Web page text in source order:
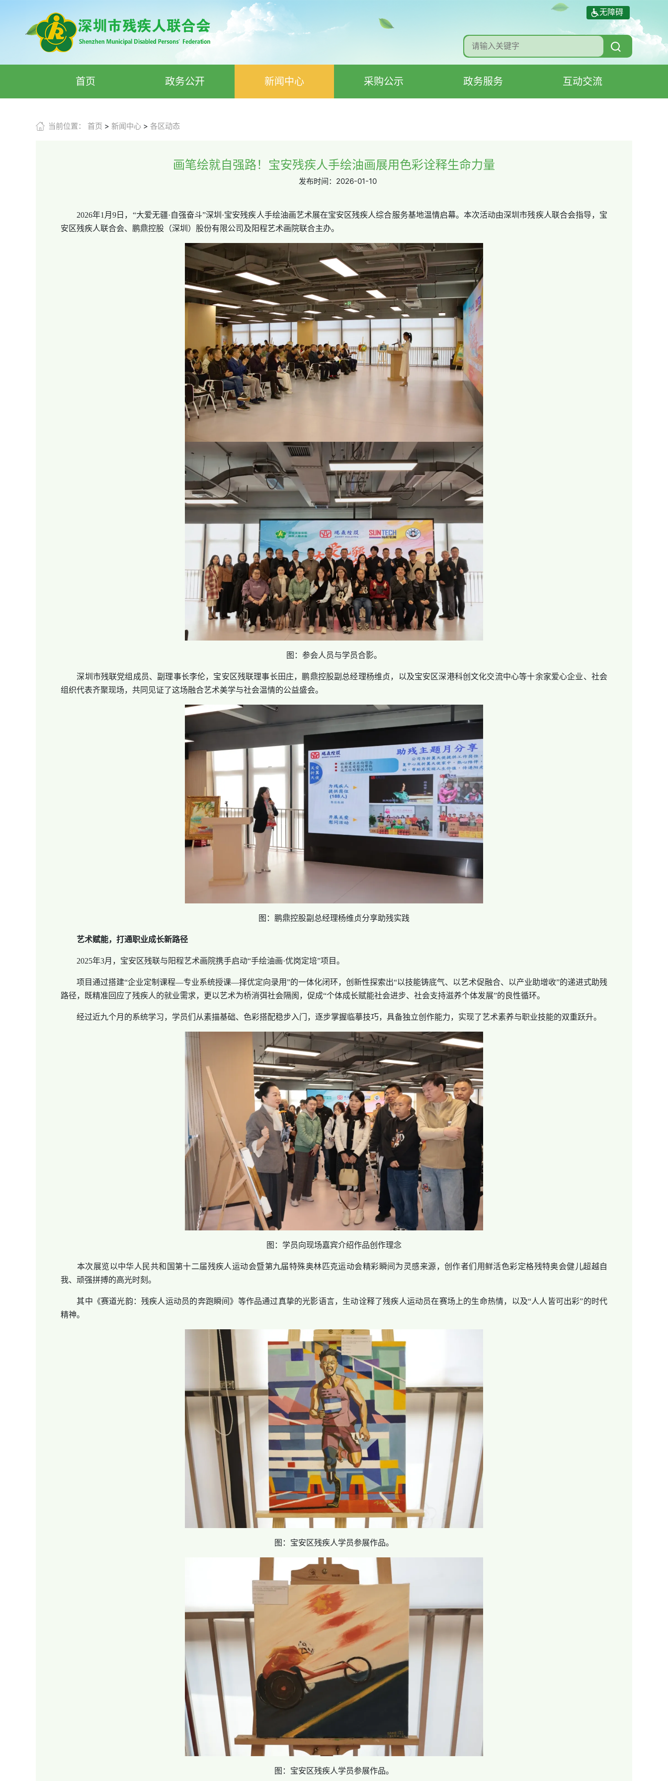
无障碍
首页 政务公开 新闻中心 采购公示 政务服务 互动交流
当前位置： 首页 > 新闻中心 > 各区动态
画笔绘就自强路！宝安残疾人手绘油画展用色彩诠释生命力量‌
发布时间： 2026-01-10
2026年1月9日，“大爱无疆·自强奋斗”深圳·宝安残疾人手绘油画艺术展在宝安区残疾人综合服务基地温情启幕。本次活动由深圳市残疾人联合会指导，宝
安区残疾人联合会、鹏鼎控股（深圳）股份有限公司及阳程艺术画院联合主办。
图：参会人员与学员合影。
深圳市残联党组成员、副理事长李伦，宝安区残联理事长田庄，鹏鼎控股副总经理杨维贞，以及宝安区深港科创文化交流中心等十余家爱心企业、社会
组织代表齐聚现场，共同见证了这场融合艺术美学与社会温情的公益盛会。
图：鹏鼎控股副总经理杨维贞分享助残实践
艺术赋能，打通职业成长新路径
2025年3月，宝安区残联与阳程艺术画院携手启动“手绘油画·优岗定培”项目。
项目通过搭建“企业定制课程—专业系统授课—择优定向录用”的一体化闭环，创新性探索出“以技能铸底气、以艺术促融合、以产业助增收”的递进式助残
路径，既精准回应了残疾人的就业需求，更以艺术为桥消弭社会隔阂，促成“个体成长赋能社会进步、社会支持滋养个体发展”的良性循环。
经过近九个月的系统学习，学员们从素描基础、色彩搭配稳步入门，逐步掌握临摹技巧，具备独立创作能力，实现了艺术素养与职业技能的双重跃升。
图：学员向现场嘉宾介绍作品创作理念
本次展览以中华人民共和国第十二届残疾人运动会暨第九届特殊奥林匹克运动会精彩瞬间为灵感来源，创作者们用鲜活色彩定格残特奥会健儿超越自
我、顽强拼搏的高光时刻。
其中《赛道光韵：残疾人运动员的奔跑瞬间》等作品通过真挚的光影语言，生动诠释了残疾人运动员在赛场上的生命热情，以及“人人皆可出彩”的时代
精神。
图：宝安区残疾人学员参展作品。
图：宝安区残疾人学员参展作品。